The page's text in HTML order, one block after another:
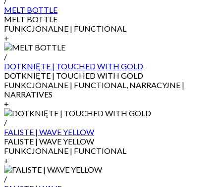
MELT BOTTLE
MELT BOTTLE
FUNKCJONALNE | FUNCTIONAL
+
/
DOTKNIĘTE | TOUCHED WITH GOLD
DOTKNIĘTE | TOUCHED WITH GOLD
FUNKCJONALNE | FUNCTIONAL, NARRACYJNE |
NARRATIVES
+
/
FALISTE | WAVE YELLOW
FALISTE | WAVE YELLOW
FUNKCJONALNE | FUNCTIONAL
+
/